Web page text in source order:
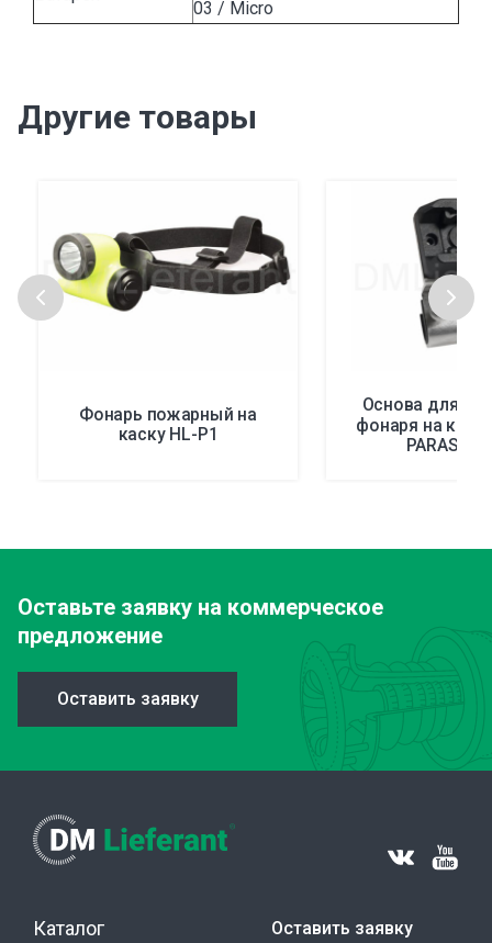
03 / Micro
Другие товары
Фонарь пожарный на
каску HL-P1
Основа для
фонаря на
Оставьте заявку на коммерческое
предложение
Оставить заявку
Каталог Оставить заявку